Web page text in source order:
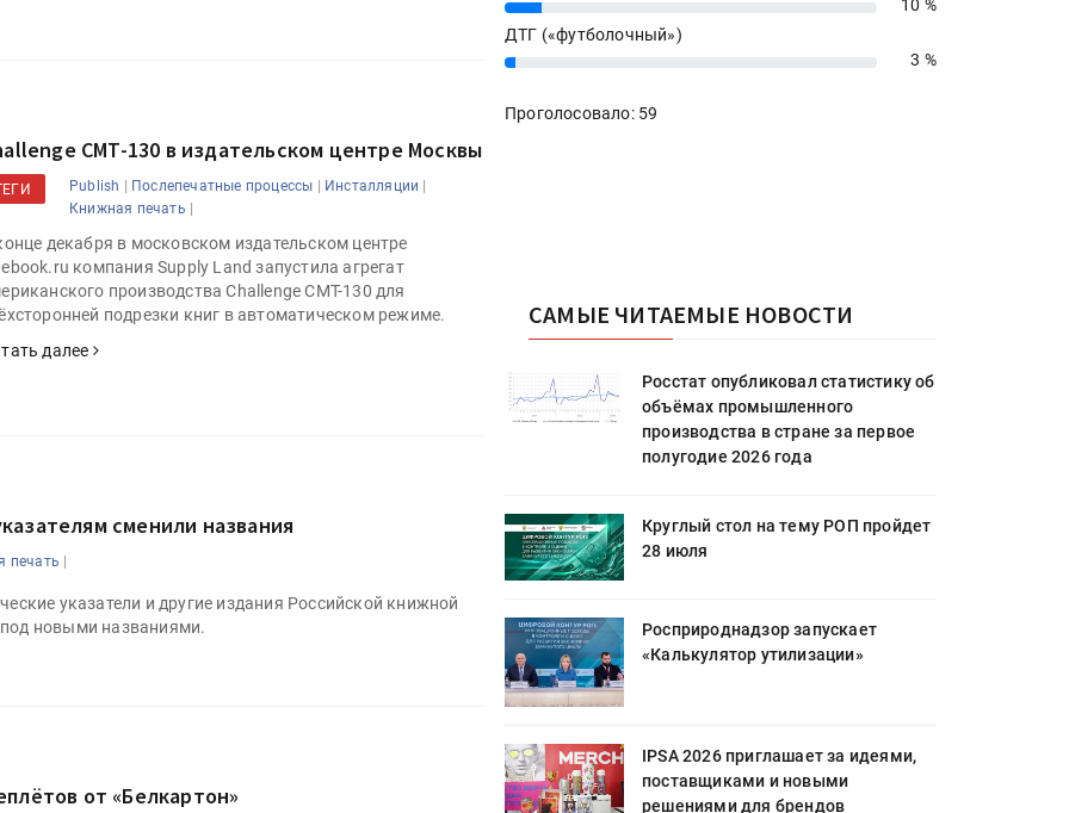
CMT-130 в издательском центре Москвы
Publish | Послепечатные процессы | Инсталляции |
Книжная печать |
декабря в московском издательском центре
компания Supply Land запустила агрегат
производства Challenge CMT-130 для
подрезки книг в автоматическом режиме.
далее
сменили названия
печать |
указатели и другие издания Российской книжной
новыми названиями.
от «Белкартон»
10%
10 %
ДТГ («футболочный»)
3% 3 %
Проголосовало: 59
САМЫЕ ЧИТАЕМЫЕ НОВОСТИ
об
Круглый стол на тему РОП пройдет
решениями для брендов
Росстат опубликовал статистику об
объёмах промышленного
производства в стране за первое
полугодие 2026 года
Круглый стол на тему РОП пройдет
28 июля
Росприроднадзор запускает
«Калькулятор утилизации»
IPSA 2026 приглашает за идеями,
поставщиками и новыми
решениями для брендов